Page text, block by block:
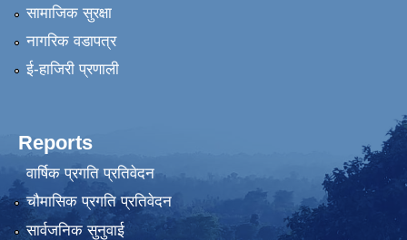
सामाजिक सुरक्षा
नागरिक वडापत्र
ई-हाजिरी प्रणाली
Reports
वार्षिक प्रगति प्रतिवेदन
चौमासिक प्रगति प्रतिवेदन
सार्वजनिक सुनुवाई